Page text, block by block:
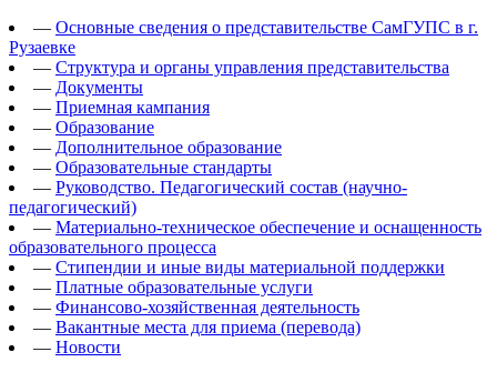
— Основные сведения о представительстве СамГУПС в г.
Рузаевке
— Структура и органы управления представительства
— Документы
— Приемная кампания
— Образование
— Дополнительное образование
— Образовательные стандарты
— Руководство. Педагогический состав (научно-
педагогический)
— Материально-техническое обеспечение и оснащенность
образовательного процесса
— Стипендии и иные виды материальной поддержки
— Платные образовательные услуги
— Финансово-хозяйственная деятельность
— Вакантные места для приема (перевода)
— Новости